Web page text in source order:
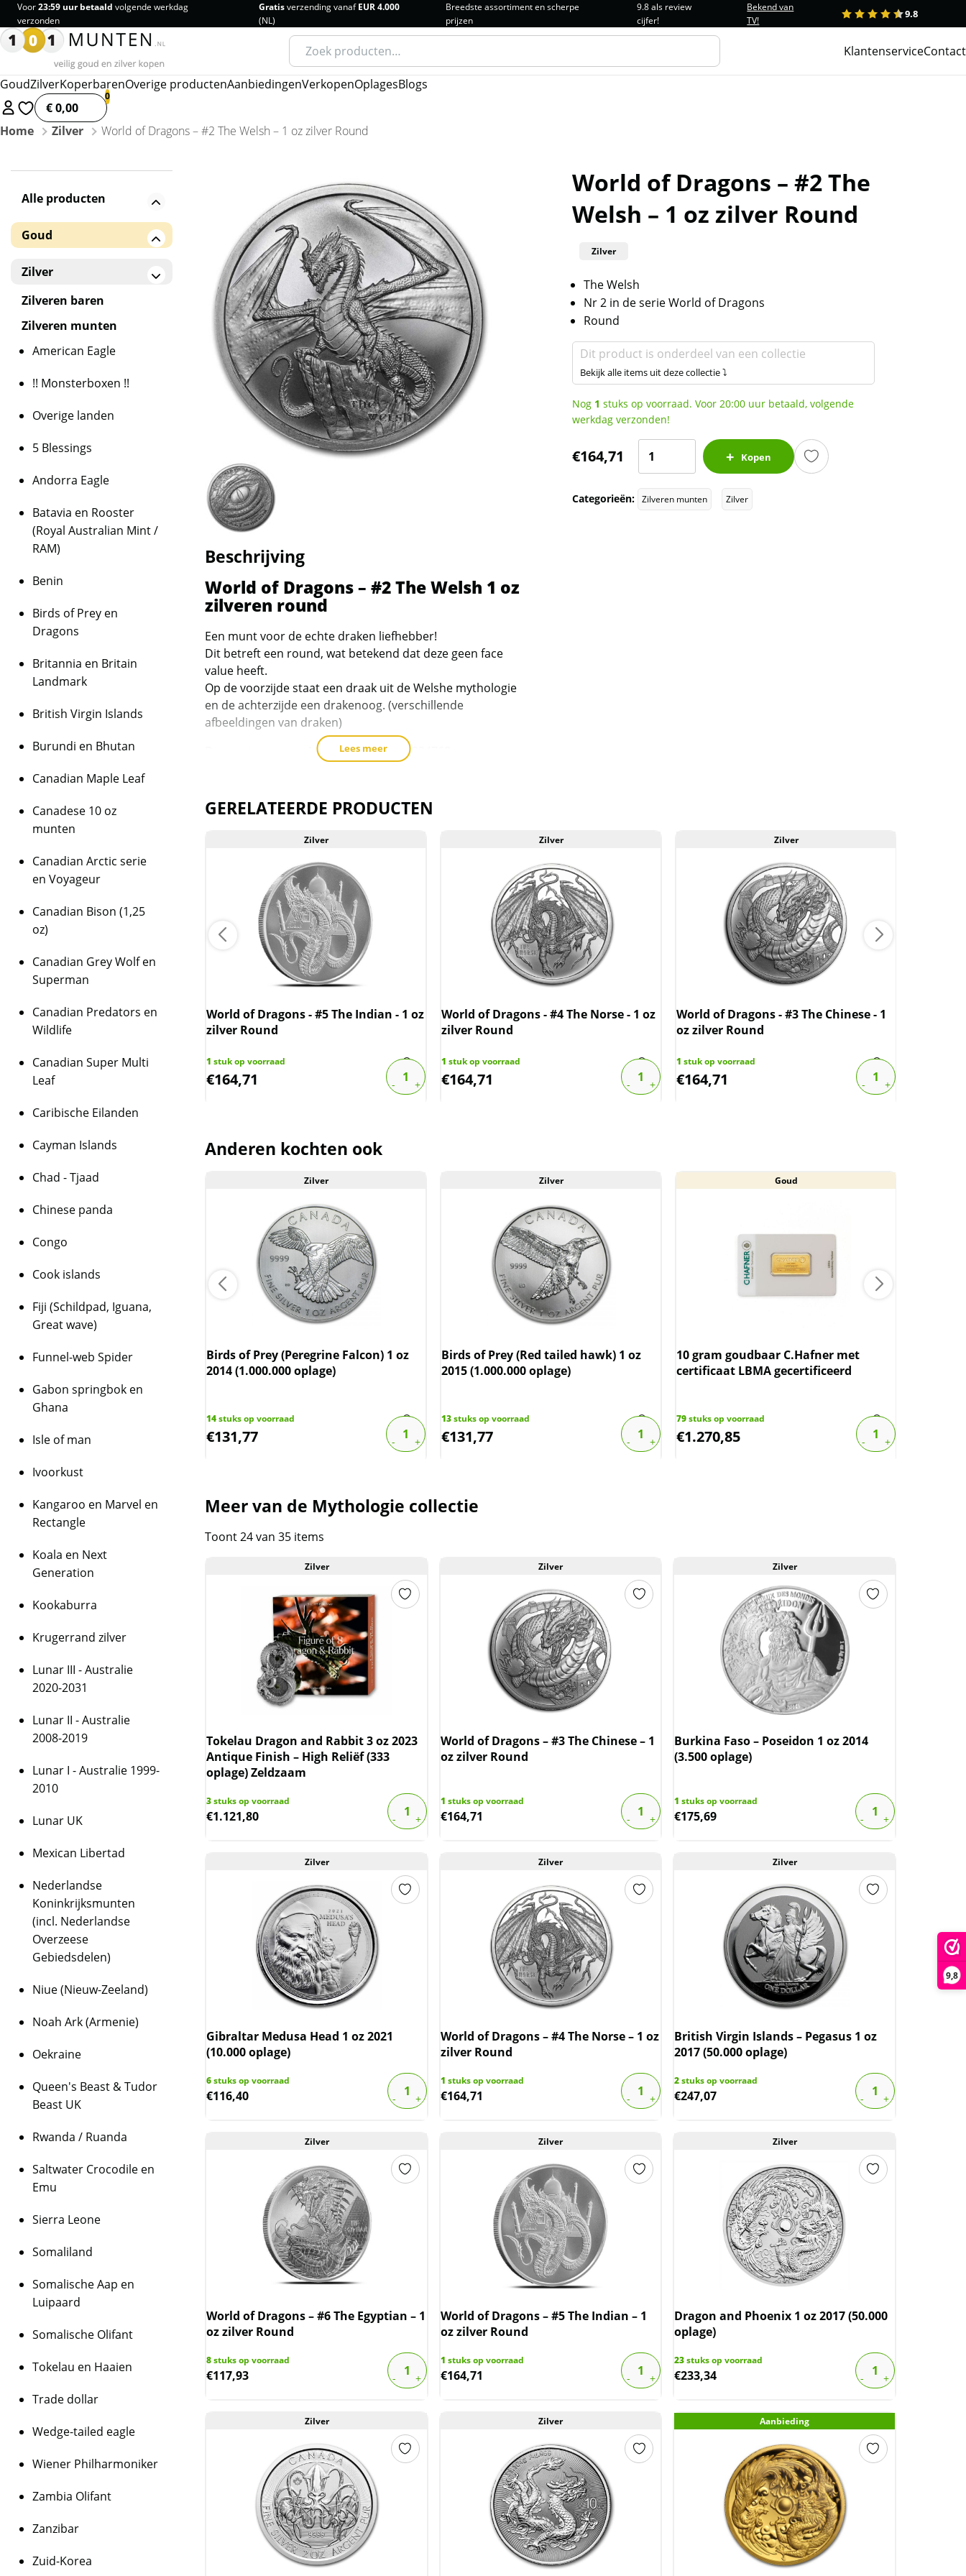
9,8
Voor23:59 uur betaald volgende werkdag
verzonden
Gratisverzending vanafEUR 4.000
(NL)
Breedste assortiment en scherpe
prijzen
9.8 als review
cijfer!
Bekend van
TV!
1 2 3 4 5 9.8
Zoeken
naar:
KlantenserviceContact
GoudZilverKoperbarenOverige productenAanbiedingenVerkopenOplagesBlogs
€ 0,00
Home
Zilver World of Dragons – #2 The Welsh – 1 oz zilver Round
Beschrijving
World of Dragons – #2 The Welsh 1 oz
zilveren round
Een munt voor de echte draken liefhebber!
Dit betreft een round, wat betekend dat deze geen face
value heeft.
Op de voorzijde staat een draak uit de Welshe mythologie
en de achterzijde een drakenoog. (verschillende
afbeeldingen van draken)
De munten wegen 1 Troy ounce = 31,1034768 gram en
De munten worden in een plastic gripzakje geleverd.
De munten worden uit voorraad geleverd, en komen
daarmee niet rechtstreeks van de producent af. De
munten kunnen soms krassen, aanslag en/of melkvlekken
Lees meer
World of Dragons – #2 The
Welsh – 1 oz zilver Round
Zilver
The Welsh
Nr 2 in de serie World of Dragons
Round
Dit product is onderdeel van een collectie
Bekijk alle items uit deze collectie ⤵
Nog 1 stuks op voorraad. Voor 20:00 uur betaald, volgende
werkdag verzonden!
€164,71 Kopen
Categorieën: Zilveren munten Zilver
GERELATEERDE PRODUCTEN
and Liberty 1 oz 2024
op voorraad
Zilver
World of Dragons - #5 The Indian - 1 oz
zilver Round
1 stuk op voorraad
€164,71
Zilver
World of Dragons - #4 The Norse - 1 oz
zilver Round
1 stuk op voorraad
€164,71
Zilver
World of Dragons - #3 The Chinese - 1
oz zilver Round
1 stuk op voorraad
€164,71
Anderen kochten ook
oplage) (slechts 17.5%
op voorraad
Zilver
Birds of Prey (Peregrine Falcon) 1 oz
2014 (1.000.000 oplage)
14stuks op voorraad
€131,77
Zilver
Birds of Prey (Red tailed hawk) 1 oz
2015 (1.000.000 oplage)
13stuks op voorraad
€131,77
Goud
10 gram goudbaar C.Hafner met
certificaat LBMA gecertificeerd
79stuks op voorraad
€1.270,85
Meer van de Mythologie collectie
Toont 24 van 35 items
Zilver
Tokelau Dragon and Rabbit 3 oz 2023
Antique Finish – High Reliëf (333
oplage) Zeldzaam
3stuks op voorraad
€1.121,80
Zilver
World of Dragons – #3 The Chinese – 1
oz zilver Round
1 stuks op voorraad
€164,71
Zilver
Burkina Faso – Poseidon 1 oz 2014
(3.500 oplage)
1 stuks op voorraad
€175,69
Zilver
Gibraltar Medusa Head 1 oz 2021
(10.000 oplage)
6stuks op voorraad
€116,40
Zilver
World of Dragons – #4 The Norse – 1 oz
zilver Round
1 stuks op voorraad
€164,71
Zilver
British Virgin Islands – Pegasus 1 oz
2017 (50.000 oplage)
2stuks op voorraad
€247,07
Zilver
World of Dragons – #6 The Egyptian – 1
oz zilver Round
8stuks op voorraad
€117,93
Zilver
World of Dragons – #5 The Indian – 1
oz zilver Round
1 stuks op voorraad
€164,71
Zilver
Dragon and Phoenix 1 oz 2017 (50.000
oplage)
23stuks op voorraad
€233,34
Zilver Zilver Aanbieding
Alle producten
Goud
Gouden baren
Zilver
Zilveren baren
Zilveren munten
American Eagle
!! Monsterboxen !!
Overige landen
5 Blessings
Andorra Eagle
Batavia en Rooster
(Royal Australian Mint /
RAM)
Benin
Birds of Prey en
Dragons
Britannia en Britain
Landmark
British Virgin Islands
Burundi en Bhutan
Canadian Maple Leaf
Canadese 10 oz
munten
Canadian Arctic serie
en Voyageur
Canadian Bison (1,25
oz)
Canadian Grey Wolf en
Superman
Canadian Predators en
Wildlife
Canadian Super Multi
Leaf
Caribische Eilanden
Cayman Islands
Chad - Tjaad
Chinese panda
Congo
Cook islands
Fiji (Schildpad, Iguana,
Great wave)
Funnel-web Spider
Gabon springbok en
Ghana
Isle of man
Ivoorkust
Kangaroo en Marvel en
Rectangle
Koala en Next
Generation
Kookaburra
Krugerrand zilver
Lunar III - Australie
2020-2031
Lunar II - Australie
2008-2019
Lunar I - Australie 1999-
2010
Lunar UK
Mexican Libertad
Nederlandse
Koninkrijksmunten
(incl. Nederlandse
Overzeese
Gebiedsdelen)
Niue (Nieuw-Zeeland)
Noah Ark (Armenie)
Oekraine
Queen's Beast & Tudor
Beast UK
Rwanda / Ruanda
Saltwater Crocodile en
Emu
Sierra Leone
Somaliland
Somalische Aap en
Luipaard
Somalische Olifant
Tokelau en Haaien
Trade dollar
Wedge-tailed eagle
Wiener Philharmoniker
Zambia Olifant
Zanzibar
Zuid-Korea